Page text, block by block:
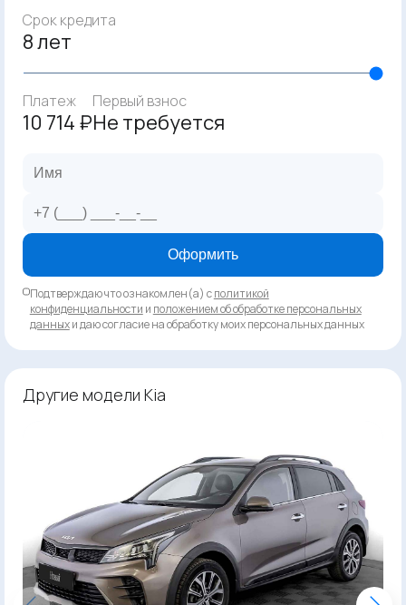
Срок кредита
8 лет
Платеж
10 714 ₽
Первый взнос
Не требуется
Оформить
Подтверждаю что ознакомлен(а) сполитикой
конфиденциальности и положением об обработке персональных
данныхи даю согласие на обработку моих персональных данных
Другие модели Kia